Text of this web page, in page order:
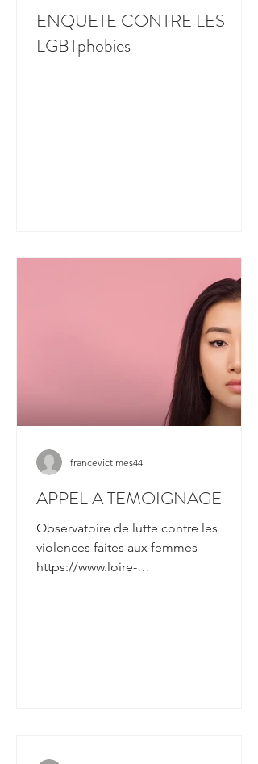
ENQUETE CONTRE LES
LGBTphobies
APPEL A TEMOIGNAGE
Observatoire de lutte contre les
violences faites aux femmes
https://www.loire-
francevictimes44